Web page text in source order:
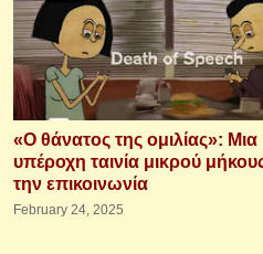
«Ο θάνατος της ομιλίας»: Μια
υπέροχη ταινία μικρού
την επικοινωνία
February 24, 2025